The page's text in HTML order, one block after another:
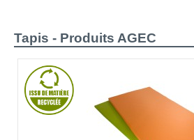
Tapis - Produits AGEC